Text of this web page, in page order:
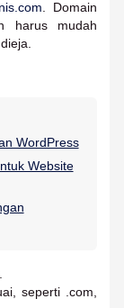
. Domain
harus mudah
WordPress
Website
seperti .com,